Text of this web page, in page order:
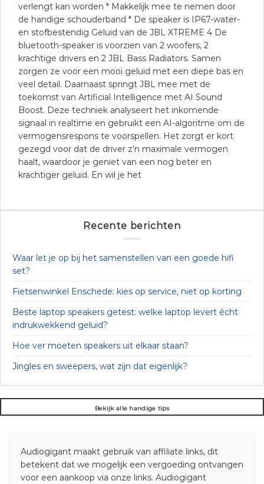
verlengt kan worden * Makkelijk mee te nemen door
de handige schouderband * De speaker is IP67-water-
en stofbestendig Geluid van de JBL XTREME 4 De
bluetooth-speaker is voorzien van 2 woofers, 2
krachtige drivers en 2 JBL Bass Radiators. Samen
zorgen ze voor een mooi geluid met een diepe bas en
veel detail. Daarnaast springt JBL mee met de
toekomst van Artificial Intelligence met AI Sound
Boost. Deze techniek analyseert het inkomende
signaal in realtime en gebruikt een AI-algoritme om de
vermogensrespons te voorspellen. Het zorgt er kort
gezegd voor dat de driver z’n maximale vermogen
haalt, waardoor je geniet van een nog beter en
krachtiger geluid. En wil je het
Recente berichten
Waar let je op bij het samenstellen van een goede hifi
set?
Fietsenwinkel Enschede: kies op service, niet op korting
Beste laptop speakers getest: welke laptop levert écht
indrukwekkend geluid?
Hoe ver moeten speakers uit elkaar staan?
Jingles en sweepers, wat zijn dat eigenlijk?
Bekijk alle handige tips
Audiogigant maakt gebruik van affiliate links, dit
betekent dat we mogelijk een vergoeding ontvangen
voor een aankoop via onze links. Audiogigant